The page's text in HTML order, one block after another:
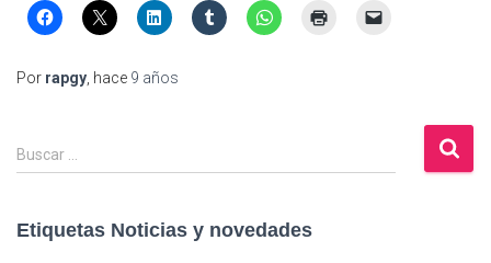
Por rapgy, hace 9 años
B
u
a
Buscar …
Etiquetas Noticias y novedades